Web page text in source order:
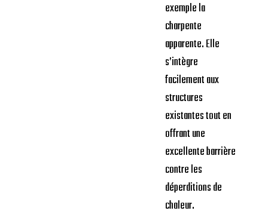
exemple la
charpente
apparente. Elle
s’intègre
facilement aux
structures
existantes tout en
offrant une
excellente barrière
contre les
déperditions de
chaleur.